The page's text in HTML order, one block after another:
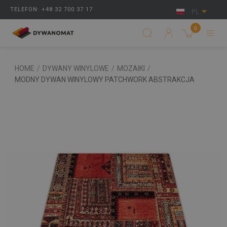
TELEFON: +48 32 700 37 17 PL
0
HOME / DYWANY WINYLOWE / MOZAIKI /
MODNY DYWAN WINYLOWY PATCHWORK ABSTRAKCJA